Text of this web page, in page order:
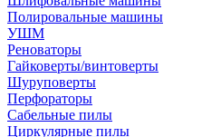
Полировальные машины
УШМ
Реноваторы
Гайковерты/винтоверты
Шуруповерты
Перфораторы
Сабельные пилы
Циркулярные пилы